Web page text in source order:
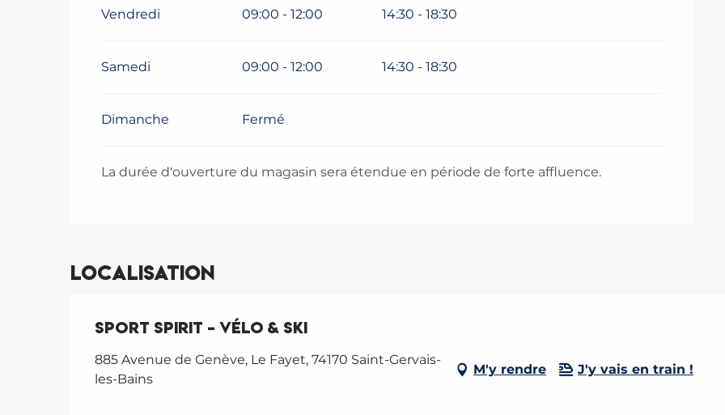
Vendredi 09:00 - 12:00 14:30 - 18:30
Samedi 09:00 - 12:00 14:30 - 18:30
Dimanche Fermé
La durée d'ouverture du magasin sera étendue en période de forte affluence.
Localisation
Sport Spirit - Vélo & Ski
885 Avenue de Genève, Le Fayet, 74170 Saint-Gervais-
les-Bains
M'y rendre J'y vais en train !